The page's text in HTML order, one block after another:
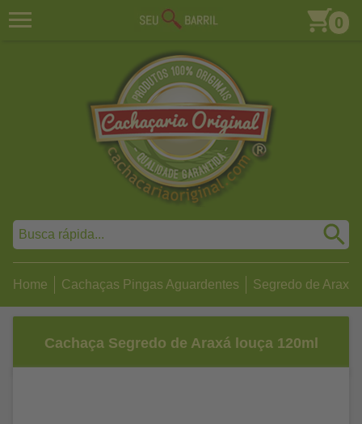
0
Home Cachaças Pingas Aguardentes Segredo de Araxá
Cachaça Segredo de Araxá louça 120ml